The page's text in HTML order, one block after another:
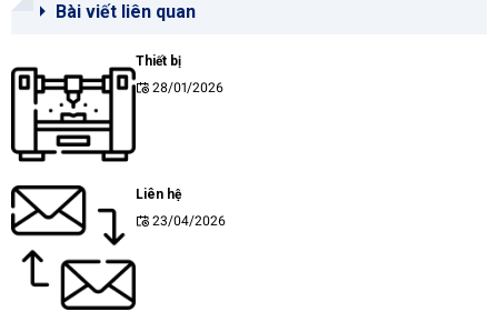
Bài viết liên quan
Thiết bị
28/01/2026
Liên hệ
23/04/2026